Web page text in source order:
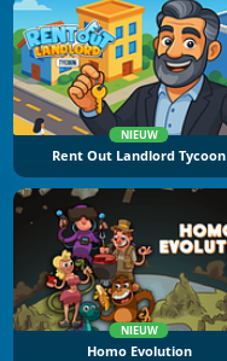
NIEUW
Rent Out Landlord Tycoon
NIEUW
Homo Evolution